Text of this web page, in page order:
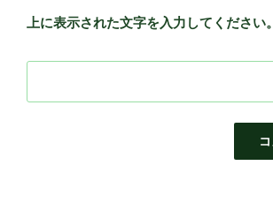
上に表示された文字を入力してください。